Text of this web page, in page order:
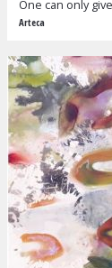
One can only
Arteca